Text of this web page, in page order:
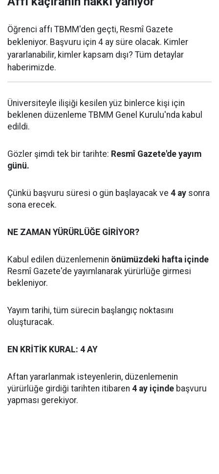
Öğrenci affı TBMM'den geçti, Resmî Gazete
bekleniyor. Başvuru için 4 ay süre olacak. Kimler
yararlanabilir, kimler kapsam dışı? Tüm detaylar
haberimizde.
Üniversiteyle ilişiği kesilen yüz binlerce kişi için
beklenen düzenleme TBMM Genel Kurulu'nda kabul
edildi.
Gözler şimdi tek bir tarihte: Resmî Gazete'de yayım
günü.
Çünkü başvuru süresi o gün başlayacak ve 4 ay sonra
sona erecek.
NE ZAMAN YÜRÜRLÜĞE GİRİYOR?
Kabul edilen düzenlemenin önümüzdeki hafta içinde
Resmî Gazete'de yayımlanarak yürürlüğe girmesi
bekleniyor.
Yayım tarihi, tüm sürecin başlangıç noktasını
oluşturacak.
EN KRİTİK KURAL: 4 AY
Aftan yararlanmak isteyenlerin, düzenlemenin
yürürlüğe girdiği tarihten itibaren 4 ay içinde başvuru
yapması gerekiyor.